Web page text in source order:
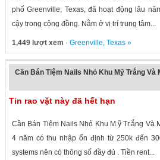
phố Greenville, Texas, đã hoạt động lâu
cậy trong cộng đồng. Nằm ở vị trí trung tâm...
1,449 lượt xem · Greenville, Texas»
Cần Bán Tiệm Nails Nhỏ Khu Mỹ Trắng Và
Tin rao vặt này đã hết hạn
Cần Bán Tiệm Nails Nhỏ Khu M.ỹ Tr.ắng
4 năm có thu nhập ổn định từ 250k đến
systems nên có thông số đầy đủ . Tiền rent...